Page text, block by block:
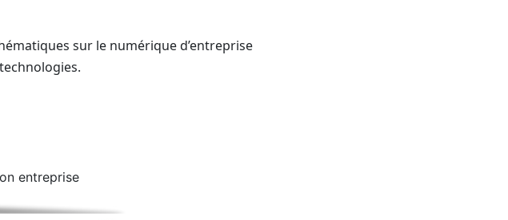
sur le numérique d’entreprise
entreprise